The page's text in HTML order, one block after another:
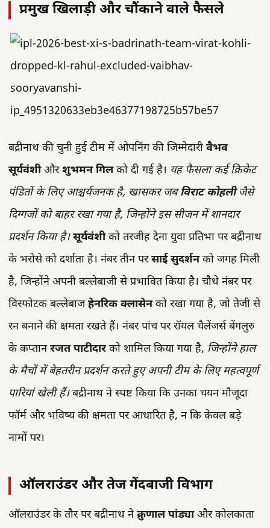
प्रमुख खिलाड़ी और चौंकाने वाले फैसले
बद्रीनाथ की चुनी हुई टीम में ओपनिंग की जिम्मेदारी वैभव
सूर्यवंशीऔरशुभमन गिलको दी गई है। यह फैसला कई क्रिकेट
पंडितों के लिए आश्चर्यजनक है, खासकर जबविराट कोहलीजैसे
दिग्गजों को बाहर रखा गया है, जिन्होंने इस सीजन में शानदार
प्रदर्शन किया है। सूर्यवंशीको तरजीह देना युवा प्रतिभा पर बद्रीनाथ
के भरोसे को दर्शाता है। नंबर तीन परसाई सुदर्शनको जगह मिली
है, जिन्होंने अपनी बल्लेबाजी से प्रभावित किया है। चौथे नंबर पर
विस्फोटक बल्लेबाजहेनरिक क्लासेनको रखा गया है, जो तेजी से
रन बनाने की क्षमता रखते हैं। नंबर पांच पर रॉयल चैलेंजर्स बेंगलुरु
के कप्तानरजत पाटीदारको शामिल किया गया है, जिन्होंने हाल
के मैचों में बेहतरीन प्रदर्शन करते हुए अपनी टीम के लिए महत्वपूर्ण
पारियां खेली हैं।बद्रीनाथ ने स्पष्ट किया कि उनका चयन मौजूदा
फॉर्म और भविष्य की क्षमता पर आधारित है, न कि केवल बड़े
नामों पर।
ऑलराउंडर और तेज गेंदबाजी विभाग
ऑलराउंडर के तौर पर बद्रीनाथ नेक्रुणाल पांड्याऔर कोलकाता